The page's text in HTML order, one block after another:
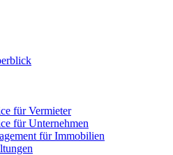
für Vermieter
für Unternehmen
für Immobilien